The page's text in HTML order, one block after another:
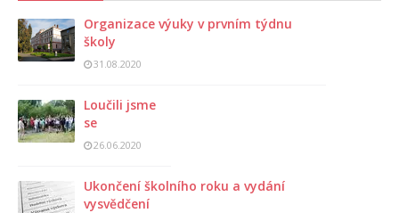
Organizace výuky v prvním týdnu
školy
31.08.2020
Loučili jsme
se
26.06.2020
Ukončení školního roku a vydání
vysvědčení